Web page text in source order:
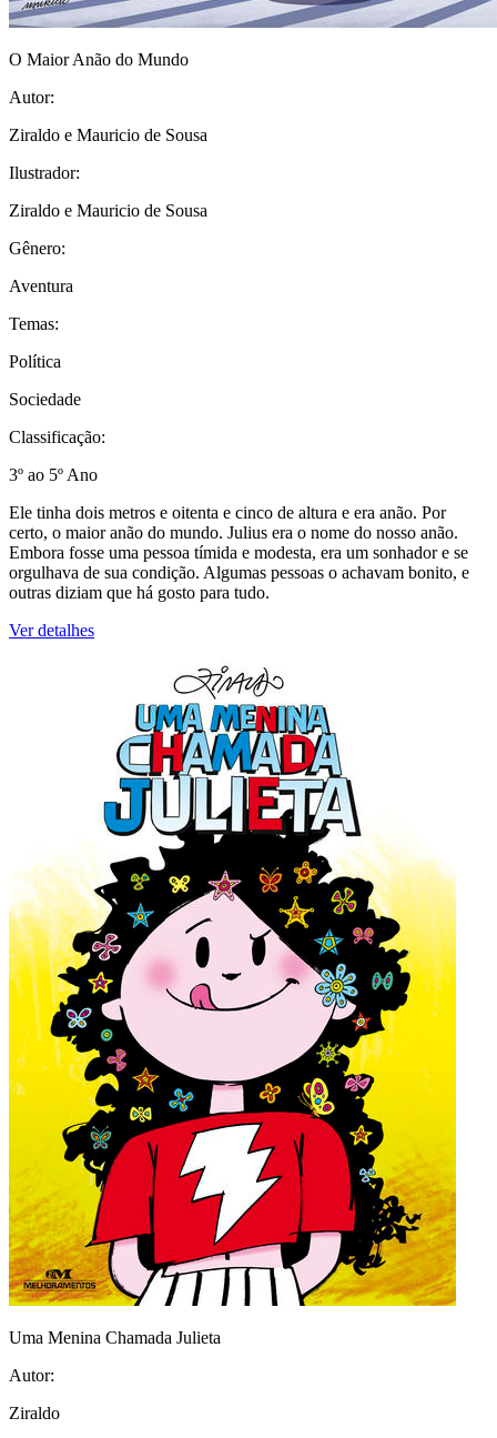
O Maior Anão do Mundo
Autor:
Ziraldo e Mauricio de Sousa
Ilustrador:
Ziraldo e Mauricio de Sousa
Gênero:
Aventura
Temas:
Política
Sociedade
Classificação:
3º ao 5º Ano
Ele tinha dois metros e oitenta e cinco de altura e era anão. Por
certo, o maior anão do mundo. Julius era o nome do nosso anão.
Embora fosse uma pessoa tímida e modesta, era um sonhador e se
orgulhava de sua condição. Algumas pessoas o achavam bonito, e
outras diziam que há gosto para tudo.
Ver detalhes
Uma Menina Chamada Julieta
Autor:
Ziraldo